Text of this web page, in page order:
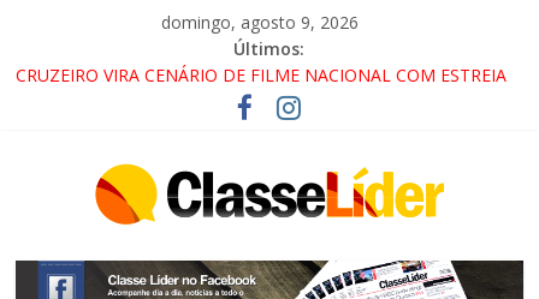
domingo, agosto 9, 2026
Últimos:
CRUZEIRO VIRA CENÁRIO DE FILME NACIONAL COM ESTREIA
PROMOTOR DO GAECO
ACESSO À APARECIDA NA DUTRA SERÁ BLOQUEADO NO FIM
ALTERNATIVAS
LORENA, PINDAMONHANGABA E QUELUZ NA RETA FINAL